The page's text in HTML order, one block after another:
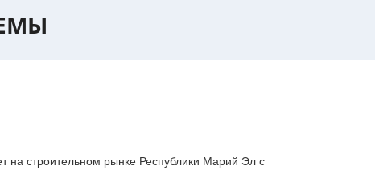
строительном рынке Республики Марий Эл с